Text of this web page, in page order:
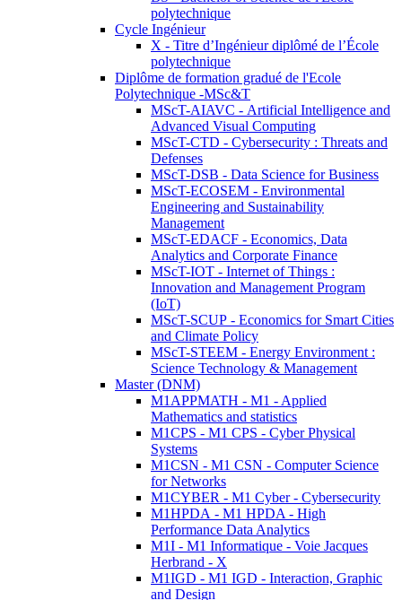
polytechnique
Cycle Ingénieur
X - Titre d’Ingénieur diplômé de l’École
polytechnique
Diplôme de formation gradué de l'Ecole
Polytechnique -MSc&T
MScT-AIAVC - Artificial Intelligence and
Advanced Visual Computing
MScT-CTD - Cybersecurity : Threats and
Defenses
MScT-DSB - Data Science for Business
MScT-ECOSEM - Environmental
Engineering and Sustainability
Management
MScT-EDACF - Economics, Data
Analytics and Corporate Finance
MScT-IOT - Internet of Things :
Innovation and Management Program
(IoT)
MScT-SCUP - Economics for Smart Cities
and Climate Policy
MScT-STEEM - Energy Environment :
Science Technology & Management
Master (DNM)
M1APPMATH - M1 - Applied
Mathematics and statistics
M1CPS - M1 CPS - Cyber Physical
Systems
M1CSN - M1 CSN - Computer Science
for Networks
M1CYBER - M1 Cyber - Cybersecurity
M1HPDA - M1 HPDA - High
Performance Data Analytics
M1I - M1 Informatique - Voie Jacques
Herbrand - X
M1IGD - M1 IGD - Interaction, Graphic
and Design